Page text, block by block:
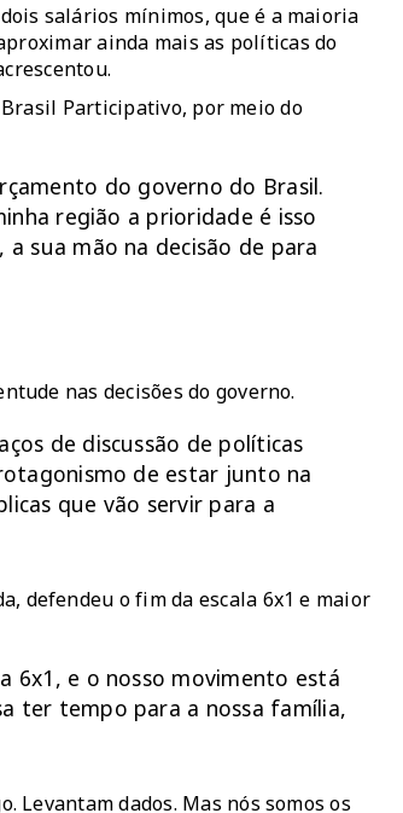
salários mínimos, que é a maioria
ainda mais as políticas do
Brasil Participativo, por meio do
do governo do Brasil.
região a prioridade é isso
sua mão na decisão de para
nas decisões do governo.
de discussão de políticas
de estar junto na
que vão servir para a
defendeu o fim da escala 6x1 e maior
6x1, e o nosso movimento está
ter tempo para a nossa família,
Levantam dados. Mas nós somos os